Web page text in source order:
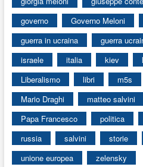
governo
Governo Meloni
guerra in ucraina
guerra
israele
italia kiev
Liberalismo
libri m5s
Mario Draghi
matteo salvini
Papa Francesco
politica
russia
salvini storie
unione europea
zelensky